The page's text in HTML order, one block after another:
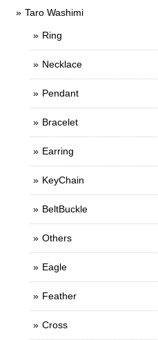
Taro Washimi
Ring
Necklace
Pendant
Bracelet
Earring
KeyChain
BeltBuckle
Others
Eagle
Feather
Cross